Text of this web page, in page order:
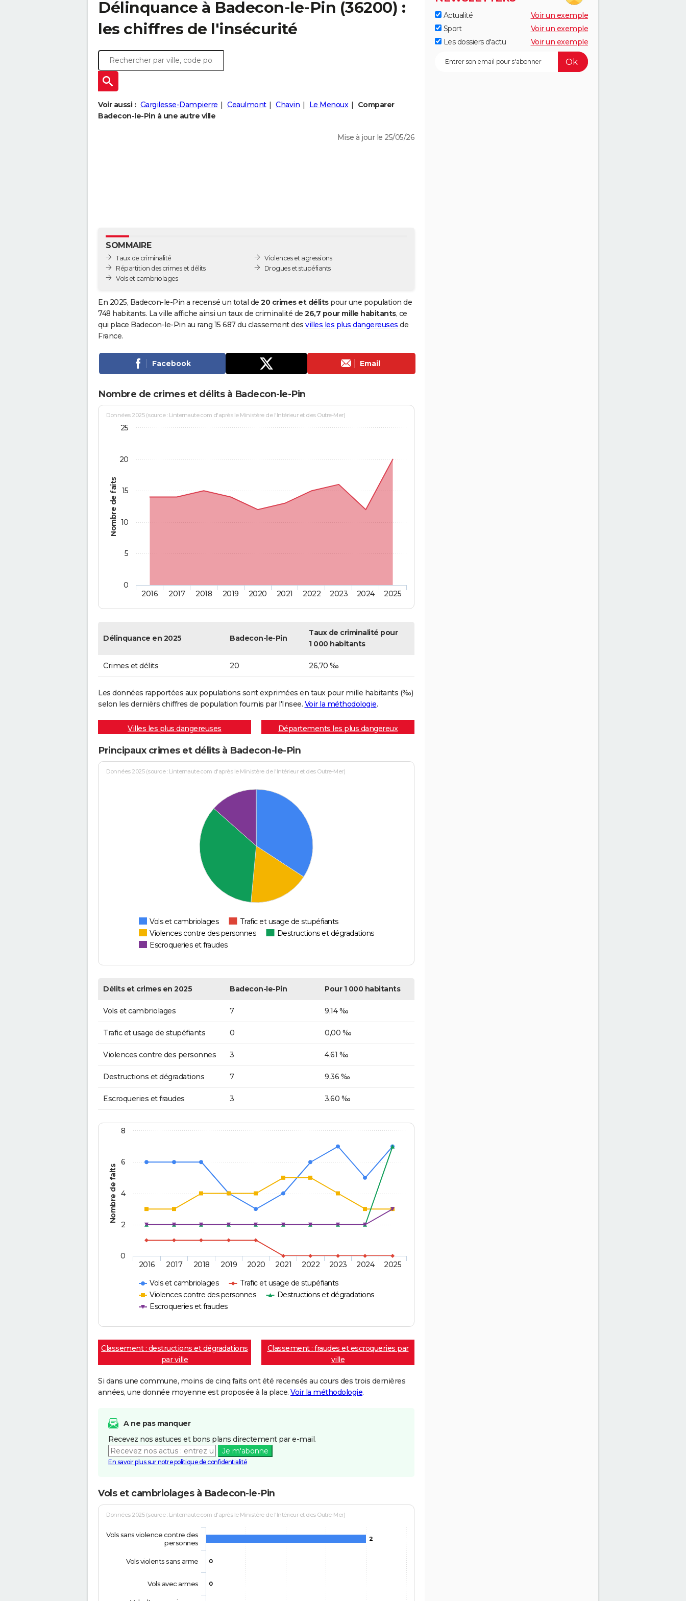
Délinquance à Badecon-le-Pin (36200) :
les chiffres de l'insécurité
Voir aussi : Gargilesse-Dampierre Ceaulmont Chavin Le Menoux
Comparer
Badecon-le-Pin à une autre ville
Mise à jour le 25/05/26
SOMMAIRE
Taux de criminalité
Répartition des crimes et délits
Vols et cambriolages
Violences et agressions
Drogues et stupéfiants
En 2025, Badecon-le-Pin a recensé un total de 20 crimes et délitspour une population de
748 habitants. La ville affiche ainsi un taux de criminalité de 26,7 pour mille habitants, ce
qui place Badecon-le-Pin au rang 15 687 du classement des villes les plus dangereuses de
France.
Facebook Email
Nombre de crimes et délits à Badecon-le-Pin
Nombre de faits
Données 2025 (source : Linternaute.com d'après le Ministère de l'Intérieur et des Outre-Mer)
2016 2017 2018 2019 2020 2021 2022 2023 2024 2025
0
5
10
15
20
25
Délinquance en 2025 Badecon-le-Pin
Taux de criminalité pour
1 000 habitants
Crimes et délits 20 26,70 ‰
Les données rapportées aux populations sont exprimées en taux pour mille habitants (‰)
selon les dernièrs chiffres de population fournis par l'Insee. Voir la méthodologie.
Villes les plus dangereuses Départements les plus dangereux
Principaux crimes et délits à Badecon-le-Pin
Données 2025 (source : Linternaute.com d'après le Ministère de l'Intérieur et des Outre-Mer)
Vols et cambriolages
Trafic et usage de stupéfiants
Violences contre des personnes
Destructions et dégradations
Escroqueries et fraudes
Délits et crimes en 2025 Badecon-le-Pin Pour 1 000 habitants
Vols et cambriolages 7 9,14 ‰
Trafic et usage de stupéfiants 0 0,00 ‰
Violences contre des personnes 3 4,61 ‰
Destructions et dégradations 7 9,36 ‰
Escroqueries et fraudes 3 3,60 ‰
Nombre de faits
Vols et cambriolages
Trafic et usage de stupéfiants
Violences contre des personnes
Destructions et dégradations
Escroqueries et fraudes
2016 2017 2018 2019 2020 2021 2022 2023 2024 2025
0
2
4
6
8
Classement : destructions et dégradations
par ville
Classement : fraudes et escroqueries par
ville
Si dans une commune, moins de cinq faits ont été recensés au cours des trois dernières
années, une donnée moyenne est proposée à la place. Voir la méthodologie.
A ne pas manquer
Recevez nos astuces et bons plans directement par e-mail.
Je m'abonne
En savoir plus sur notre politique de confidentialité
Vols et cambriolages à Badecon-le-Pin
Données 2025 (source : Linternaute.com d'après le Ministère de l'Intérieur et des Outre-Mer)
2
0
0
Vols sans violence contre des
personnes
Vols violents sans arme
Vols avec armes
Actualité
Voir un exemple
Sport
Voir un exemple
Les dossiers d'actu
Voir un exemple